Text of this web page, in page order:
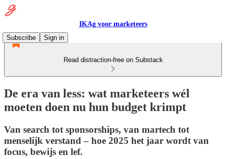
IKAg voor marketeers
Subscribe
Sign in
Read distraction-free on Substack
De era van less: wat marketeers wél
moeten doen nu hun budget krimpt
Van search tot sponsorships, van martech tot
menselijk verstand – hoe 2025 het jaar wordt van
focus, bewijs en lef.